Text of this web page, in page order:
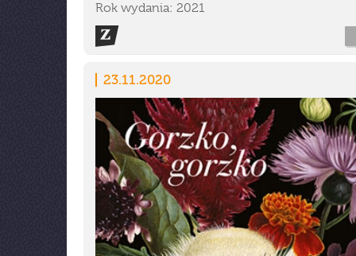
Rok wydania: 2021
23.11.2020